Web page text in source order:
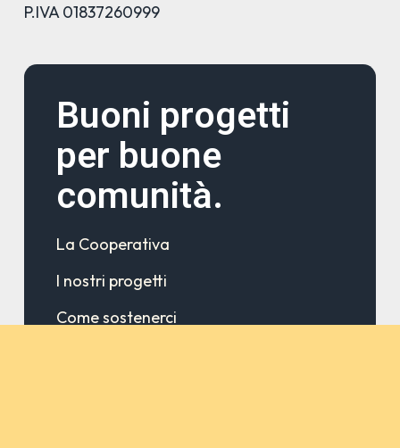
P.IVA 01837260999
Buoni progetti
per buone
comunità.
La Cooperativa
I nostri progetti
Come sostenerci